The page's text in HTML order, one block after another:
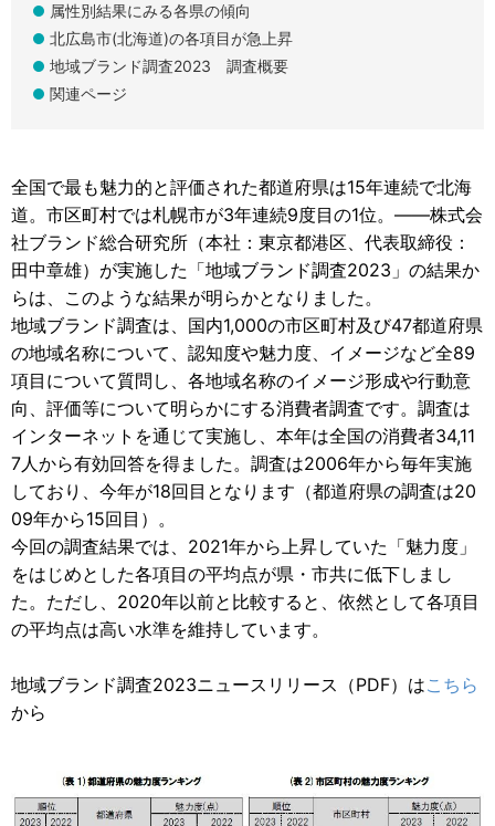
属性別結果にみる各県の傾向
北広島市(北海道)の各項目が急上昇
地域ブランド調査2023 調査概要
関連ページ
全国で最も魅力的と評価された都道府県は15年連続で北海
道。市区町村では札幌市が3年連続9度目の1位。――株式会
社ブランド総合研究所（本社：東京都港区、代表取締役：
田中章雄）が実施した「地域ブランド調査2023」の結果か
らは、このような結果が明らかとなりました。
地域ブランド調査は、国内1,000の市区町村及び47都道府県
の地域名称について、認知度や魅力度、イメージなど全89
項目について質問し、各地域名称のイメージ形成や行動意
向、評価等について明らかにする消費者調査です。調査は
インターネットを通じて実施し、本年は全国の消費者34,11
7人から有効回答を得ました。調査は2006年から毎年実施
しており、今年が18回目となります（都道府県の調査は20
09年から15回目）。
今回の調査結果では、2021年から上昇していた「魅力度」
をはじめとした各項目の平均点が県・市共に低下しまし
た。ただし、2020年以前と比較すると、依然として各項目
の平均点は高い水準を維持しています。
地域ブランド調査2023ニュースリリース（PDF）はこちら
から